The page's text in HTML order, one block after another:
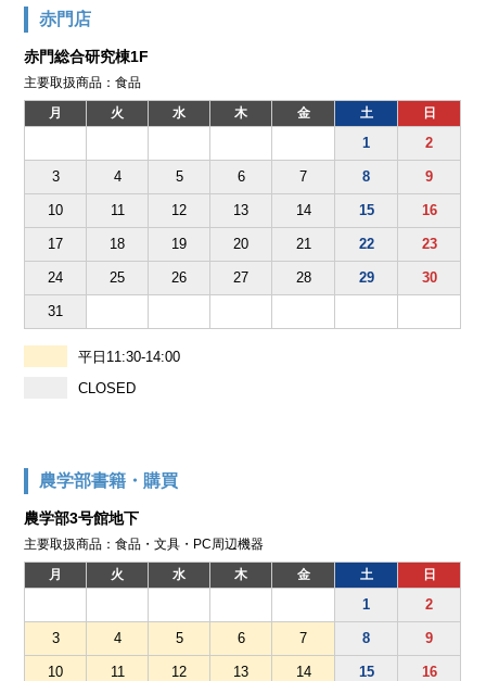
赤門店
赤門総合研究棟1F
主要取扱商品：食品
月 火 水 木 金 土 日
1 2
3 4 5 6 7 8 9
10 11 12 13 14 15 16
17 18 19 20 21 22 23
24 25 26 27 28 29 30
31
平日11:30-14:00
CLOSED
農学部書籍・購買
農学部3号館地下
主要取扱商品：食品・文具・PC周辺機器
月 火 水 木 金 土 日
1 2
3 4 5 6 7 8 9
10 11 12 13 14 15 16